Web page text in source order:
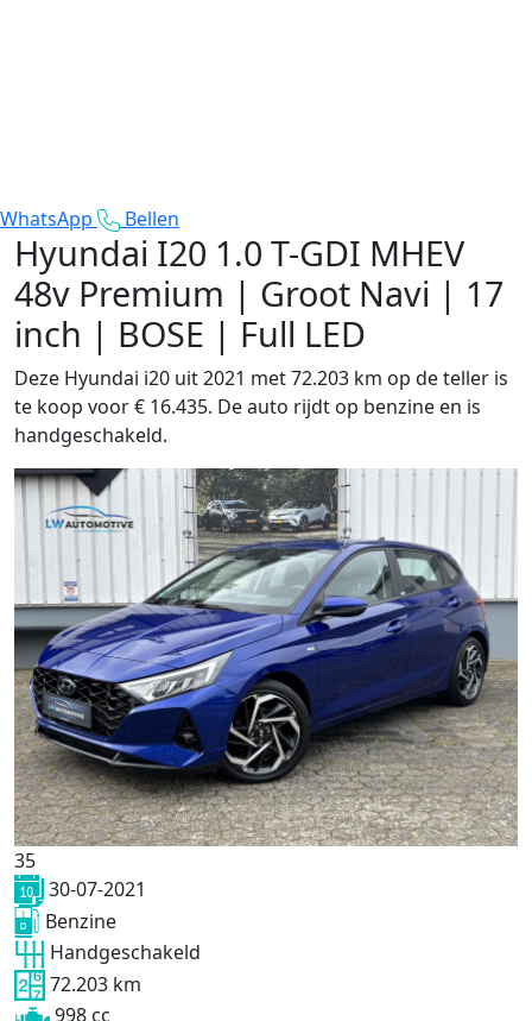
WhatsApp Bellen
Hyundai I20 1.0 T-GDI MHEV
48v Premium | Groot Navi | 17
inch | BOSE | Full LED
Deze Hyundai i20 uit 2021 met 72.203 km op de teller is
te koop voor € 16.435. De auto rijdt op benzine en is
handgeschakeld.
35
30-07-2021
Benzine
Handgeschakeld
72.203 km
998 cc